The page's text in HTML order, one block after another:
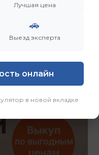
ещеЛучшая цена
🚗
Выезд эксперта
онлайн
в новой вкладке